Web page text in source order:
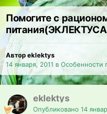
Помогите с
Автор eklektys
14 января, 2011 в Особенности
eklektys
Опубликовано 14